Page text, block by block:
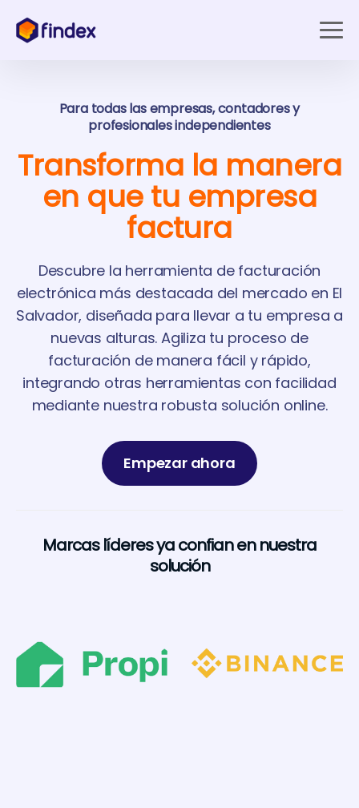
Para todas las empresas, contadores y
profesionales independientes
Transforma la manera
en que tu empresa
factura
Descubre la herramienta de facturación
electrónica más destacada del mercado en El
Salvador, diseñada para llevar a tu empresa a
nuevas alturas. Agiliza tu proceso de
facturación de manera fácil y rápido,
integrando otras herramientas con facilidad
mediante nuestra robusta solución online.
Empezar ahora
Marcas líderes ya confian en nuestra
solución